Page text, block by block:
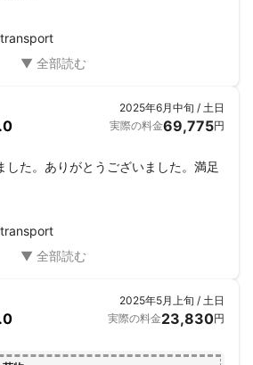
2025年6月中旬 / 土日
実際の料金69,775円
した。ありがとうございました。満足
2025年5月上旬 / 土日
実際の料金23,830円